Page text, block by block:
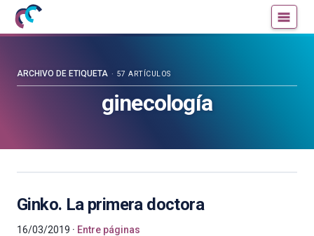
Mujeres
con
blog
ginecología
ARCHIVO DE ETIQUETA 57 ARTÍCULOS
Ginko. La primera doctora
16/03/2019 Entre páginas